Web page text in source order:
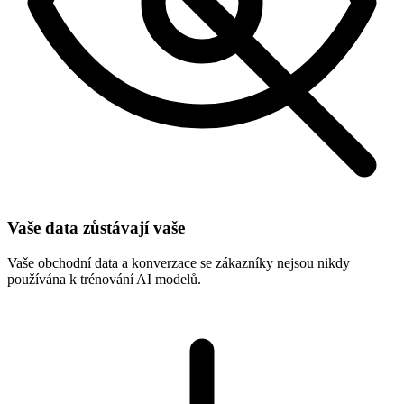
Vaše data zůstávají vaše
Vaše obchodní data a konverzace se zákazníky nejsou nikdy
používána k trénování AI modelů.